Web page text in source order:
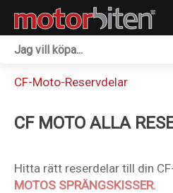
CF-Moto-Reservdelar
CF MOTO ALLA
Hitta rätt reserdelar till din
MOTOS SPRÄNGSKISSER.